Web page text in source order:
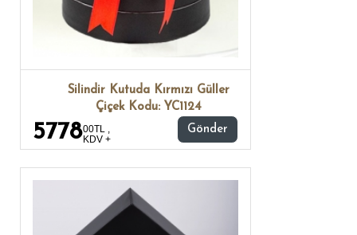
Silindir Kutuda Kırmızı Güller
Çiçek Kodu: YC1124
577800TL ,
KDV +
Gönder